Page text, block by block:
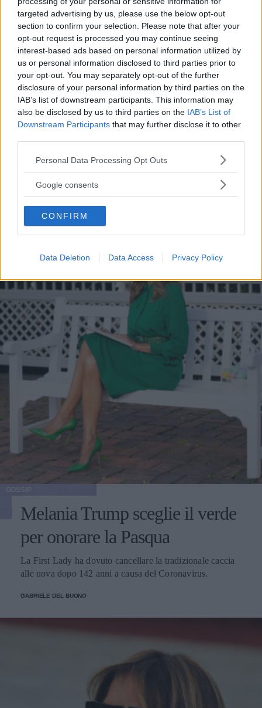
targeted advertising by us, please use the below opt-out
section to confirm your selection. Please note that after your
opt-out request is processed you may continue seeing
interest-based ads based on personal information utilized by
us or personal information disclosed to third parties prior to
your opt-out. You may separately opt-out of the further
disclosure of your personal information by third parties on the
IAB’s list of downstream participants. This information may
also be disclosed by us to third parties on the IAB’s List of
Downstream Participants that may further disclose it to other
Please note that this website/app uses one or more Google
not limited to your visit or usage behaviour. You may click to
use your data for below specified purposes in below Google
consent section.
Personal Data Processing Opt Outs
Google consents
CONFIRM
Data Deletion Data Access Privacy Policy
Melania Trump: la frutta è il suo
segreto di bellezza
L'ex modella consuma frutta e frullati tutti giorni, per la
Melania Trump sceglie il verde
per onorare la Pasqua
La First Lady ha dovuto cancellare la tradizionale caccia
alle uova dopo 142 anni a causa del Coronavirus.
GABRIELE DEL BUONO